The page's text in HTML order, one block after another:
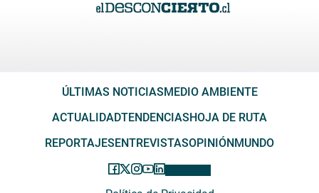
ÚLTIMAS NOTICIASMEDIO AMBIENTE
ACTUALIDADTENDENCIASHOJA DE RUTA
REPORTAJESENTREVISTASOPINIÓNMUNDO